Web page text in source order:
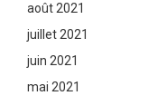
août 2021
juillet 2021
juin 2021
mai 2021